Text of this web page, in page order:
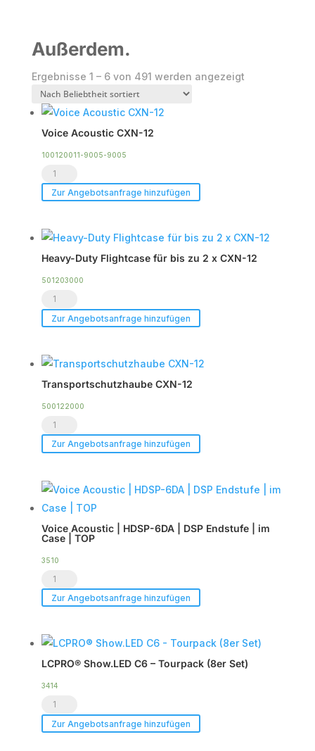
Außerdem.
Ergebnisse 1 – 6 von 491 werden angezeigtNach
Voice Acoustic CXN-12
100120011-9005-9005
Voice
Acoustic
12
Menge
Zur Angebotsanfrage hinzufügen
Heavy-Duty Flightcase für bis zu 2 x CXN-12
501203000
Heavy-
Duty
für
zu
2
CXN-
Menge
Zur Angebotsanfrage hinzufügen
Transportschutzhaube CXN-12
500122000
Transportschutzhaube
CXN-
Menge
Zur Angebotsanfrage hinzufügen
Voice Acoustic | HDSP-6DA | DSP Endstufe | im
Case | TOP
3510
Voice
Acoustic
HDSP-
6DA
|
DSP
Endstufe
Zur Angebotsanfrage hinzufügen
LCPRO® Show.LED C6 – Tourpack (8er Set)
3414
LCPRO®
Show.LED
Zur Angebotsanfrage hinzufügen